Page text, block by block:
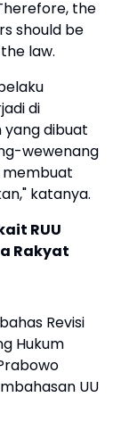
the
should be
law.
di
dibuat
wewenang
membuat
katanya.
RUU
Rakyat
Revisi
Hukum
UU